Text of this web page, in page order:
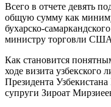
Всего в отчете девять
общую сумму как
бухарско-
министру торговли США
Как становится
ходе визита
Президента
супруги Зироат